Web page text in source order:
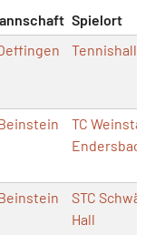
Spielort
Tennishalle
TC
Endersbach
STC
Hall